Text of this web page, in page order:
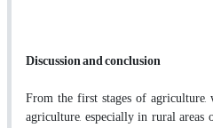
Discussion and conclusion
From the first stages of
agriculture, especially in rural